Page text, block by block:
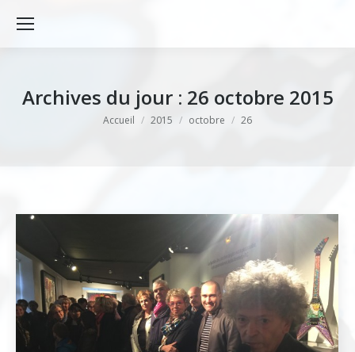
Archives du jour : 26 octobre 2015
Vous êtes ici :
Accueil 2015 octobre 26